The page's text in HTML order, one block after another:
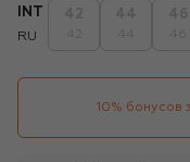
INT
RU
10% бонусов